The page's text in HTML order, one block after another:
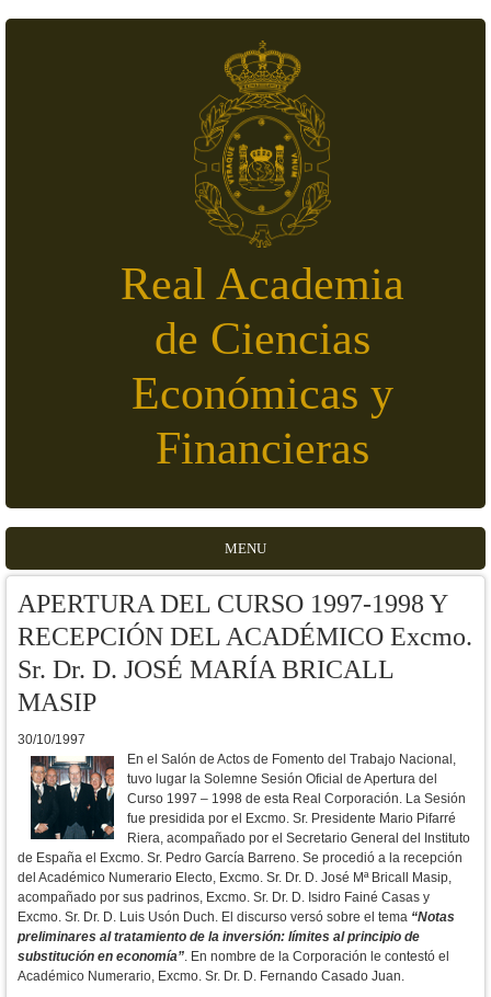
Real Academia
de Ciencias
Económicas y
Financieras
MENU
APERTURA DEL CURSO 1997-1998 Y
RECEPCIÓN DEL ACADÉMICO Excmo.
Sr. Dr. D. JOSÉ MARÍA BRICALL
MASIP
30/10/1997
En el Salón de Actos de Fomento del Trabajo Nacional,
tuvo lugar la Solemne Sesión Oficial de Apertura del
Curso 1997 – 1998 de esta Real Corporación. La Sesión
fue presidida por el Excmo. Sr. Presidente Mario Pifarré
Riera, acompañado por el Secretario General del Instituto
de España el Excmo. Sr. Pedro García Barreno. Se procedió a la recepción
del Académico Numerario Electo, Excmo. Sr. Dr. D. José Mª Bricall Masip,
acompañado por sus padrinos, Excmo. Sr. Dr. D. Isidro Fainé Casas y
Excmo. Sr. Dr. D. Luis Usón Duch. El discurso versó sobre el tema “Notas
preliminares al tratamiento de la inversión: límites al principio de
substitución en economía”. En nombre de la Corporación le contestó el
Académico Numerario, Excmo. Sr. Dr. D. Fernando Casado Juan.